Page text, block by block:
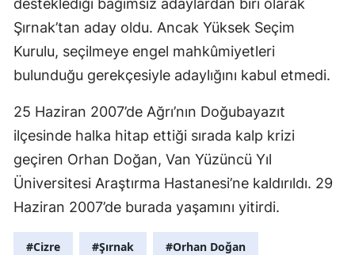
desteklediği bağımsız adaylardan biri olarak
Şırnak’tan aday oldu. Ancak Yüksek Seçim
Kurulu, seçilmeye engel mahkûmiyetleri
bulunduğu gerekçesiyle adaylığını kabul etmedi.
25 Haziran 2007’de Ağrı’nın Doğubayazıt
ilçesinde halka hitap ettiği sırada kalp krizi
geçiren Orhan Doğan, Van Yüzüncü Yıl
Üniversitesi Araştırma Hastanesi’ne kaldırıldı. 29
Haziran 2007’de burada yaşamını yitirdi.
#Cizre #Şırnak #Orhan Doğan